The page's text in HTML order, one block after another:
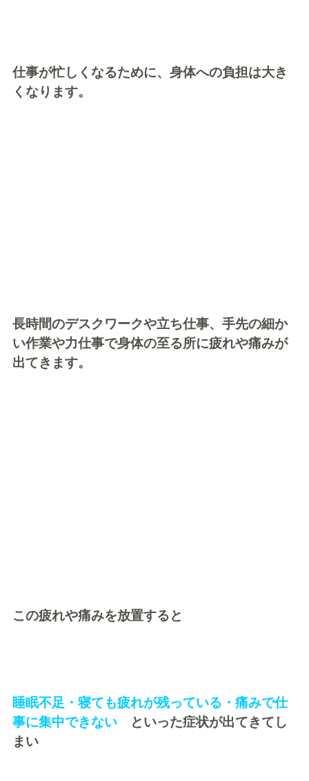
仕事が忙しくなるために、身体への負担は大き
くなります。
長時間のデスクワークや立ち仕事、手先の細か
い作業や力仕事で身体の至る所に疲れや痛みが
出てきます。
この疲れや痛みを放置すると
睡眠不足・寝ても疲れが残っている・痛みで仕
事に集中できない といった症状が出てきてし
まい